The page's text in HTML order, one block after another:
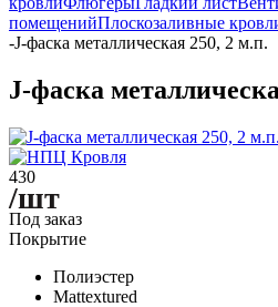
помещенийПлоскозаливные
-J-фаска металлическая 250, 2 м.п.
J-фаска
430
/шт
Под заказ
Покрытие
Полиэстер
Mattextured